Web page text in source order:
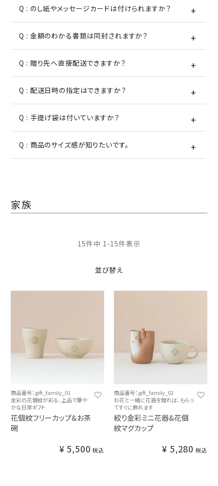
Q : のし紙やメッセージカードは付けられますか？
Q : 金額のわかる書類は同封されますか？
Q : 贈り先へ直接配送できますか？
Q : 配送日時の指定はできますか？
Q : 手提げ袋は付いていますか？
Q : 商品のサイズ感が知りたいです。
家族
並び替え
15件中 1 -15件表示
商品番号：gift_family_01
金彩の花個紋が彩る、上品で華や
かな日常ギフト
花個紋フリーカップ&お茶
碗
¥ 5,500 税込
商品番号：gift_family_02
お花と一緒に花器を贈れば、もらっ
てすぐに飾れます
絞り金彩ミニ花器&花個
紋マグカップ
¥ 5,280 税込